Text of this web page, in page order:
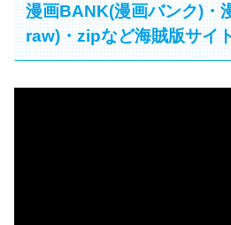
漫画BANK(漫画バンク)・
raw)・zipなど海賊版サイ